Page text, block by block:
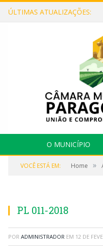
ÚLTIMAS ATUALIZAÇÕES:
O MUNICÍPIO
VOCÊ ESTÁ EM: Home »
PL 011-2018
POR ADMINISTRADOR EM 12 DE